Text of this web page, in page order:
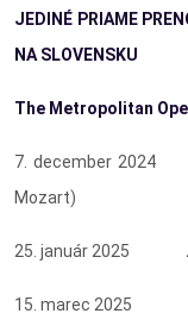
JEDINÉ PRIAME
NA SLOVENSKU
The Metropolitan
7. december
Mozart)
25. január 2025
15. marec 2025